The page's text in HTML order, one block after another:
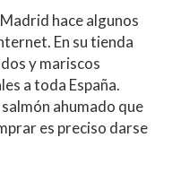
hace algunos
En su tienda
y mariscos
a toda España.
ahumado que
es preciso darse